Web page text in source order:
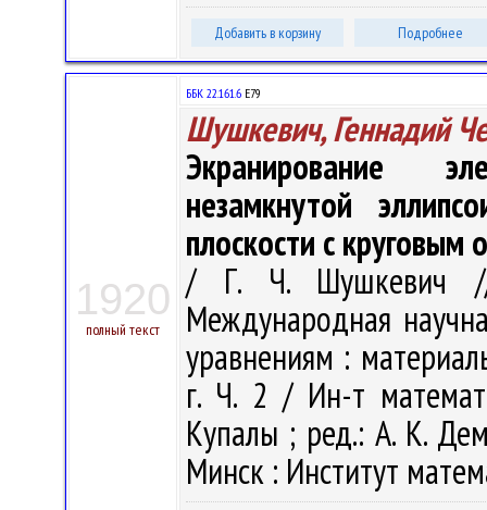
Добавить в корзину Подробнее
1920
полный текст
ББК 22.161.6 Е79
Шушкевич, Геннадий
Экранирование
незамкнутой
плоскости с круговым
/ Г. Ч. Шушкевич //
Международная
уравнениям :
г. Ч. 2 / Ин-т
Купалы ; ред.: А. К.
Минск : Институт